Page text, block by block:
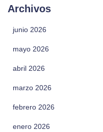
Archivos
junio 2026
mayo 2026
abril 2026
marzo 2026
febrero 2026
enero 2026